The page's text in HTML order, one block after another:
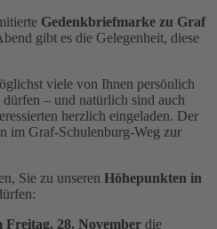
Gedenkbriefmarke zu Graf
gibt es die Gelegenheit, diese
viele von Ihnen persönlich
– und natürlich sind auch
herzlich eingeladen. Der
im Graf-Schulenburg-Weg zur
Sie zu unseren Höhepunkten in
Freitag, 28. November die